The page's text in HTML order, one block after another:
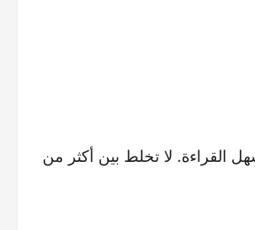
القراءة. لا تخلط بين أكثر من